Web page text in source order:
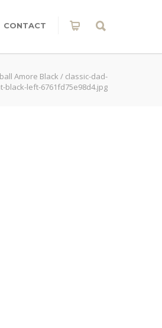
CONTACT
Amore Black / classic-dad-
black-left-6761fd75e98d4.jpg